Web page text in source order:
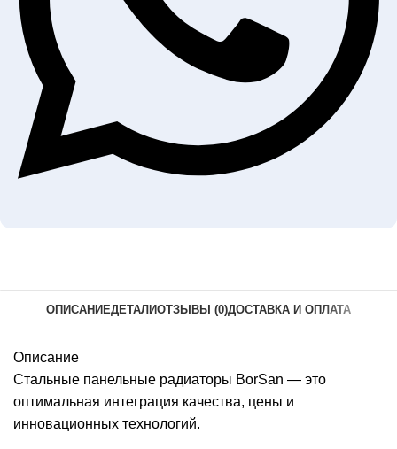
ОПИСАНИЕДЕТАЛИОТЗЫВЫ (0)ДОСТАВКА И ОПЛАТА
Описание
Стальные панельные радиаторы BorSan — это
оптимальная интеграция качества, цены и
инновационных технологий.